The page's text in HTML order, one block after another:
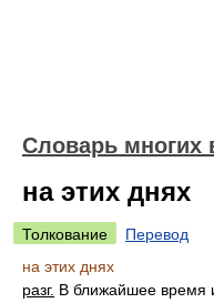
Словарь многих
на этих днях
Толкование
Перевод
на этих днях
разг. В ближайшее время